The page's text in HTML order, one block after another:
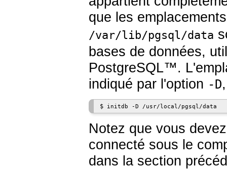
que les
/var/lib/pgsql/data
bases de données,
PostgreSQL™.
indiqué par l'option -D
$ initdb -D /usr/local/pgsql/data
Notez que vous
connecté sous le
dans la section